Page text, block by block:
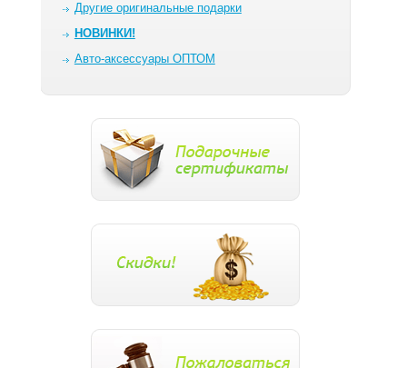
Другие оригинальные подарки
НОВИНКИ!
Авто-аксессуары ОПТОМ